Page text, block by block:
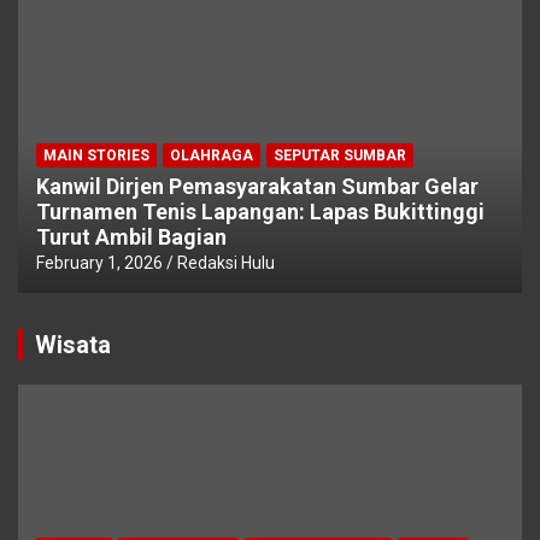
MAIN STORIES OLAHRAGA SEPUTAR SUMBAR
Kanwil Dirjen Pemasyarakatan Sumbar Gelar
Turnamen Tenis Lapangan: Lapas Bukittinggi
Turut Ambil Bagian
February 1, 2026 Redaksi Hulu
Wisata